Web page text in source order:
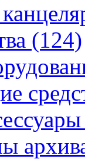
(124)